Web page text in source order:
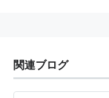
関連ブログ